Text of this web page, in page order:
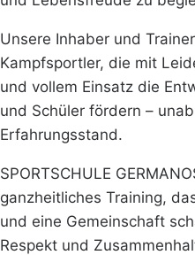
Unsere Inhaber und
Kampfsportler, die mit
und vollem Einsatz die
und Schüler fördern –
Erfahrungsstand.
SPORTSCHULE
ganzheitliches Training,
und eine Gemeinschaft
Respekt und